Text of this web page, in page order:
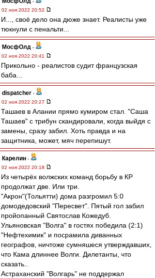
-
02 ноя 2022 20:52
И..., своё дело она дюже знает. Реалисты уже
тюкнули с пенальти...
МосфОлд -
02 ноя 2022 20:41
Прикольно - реалистов судит французская
баба...
dispatcher -
02 ноя 2022 20:27
Ташаев в Алании прямо кумиром стал. "Саша
Ташаев" с трибун скандировали, когда выйдя с
замены, сразу забил. Хоть правда и на
защитника, может, мяч перепишут.
Карелин -
02 ноя 2022 20:18
Из четырёх волжских команд борьбу в КР
продолжат две. Или три.
"Акрон"(Тольятти) дома разгромил 5:0
домодедовский "Пересвет". Пятый гол забил
пройопанный Святослав Кожедуб.
Ульяновская "Волга" в гостях победила (2:1)
"Нефтехимик" и посрамила диванных
географов, ничтоже сумняшеся утверждавших,
что Кама длиннее Волги. Дилетанты, что
сказать..
Астраханский "Волгарь" не поддержал